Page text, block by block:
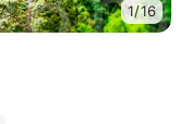
1/16